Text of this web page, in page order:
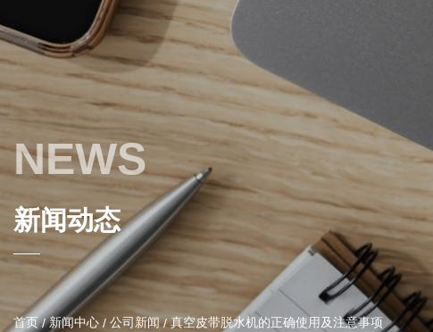
NEWS
新闻动态
首页/新闻中心 / 公司新闻 /真空皮带脱水机的正确使用及注意事项